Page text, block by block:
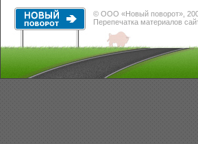
© ООО «Новый поворот»,
Перепечатка материалов